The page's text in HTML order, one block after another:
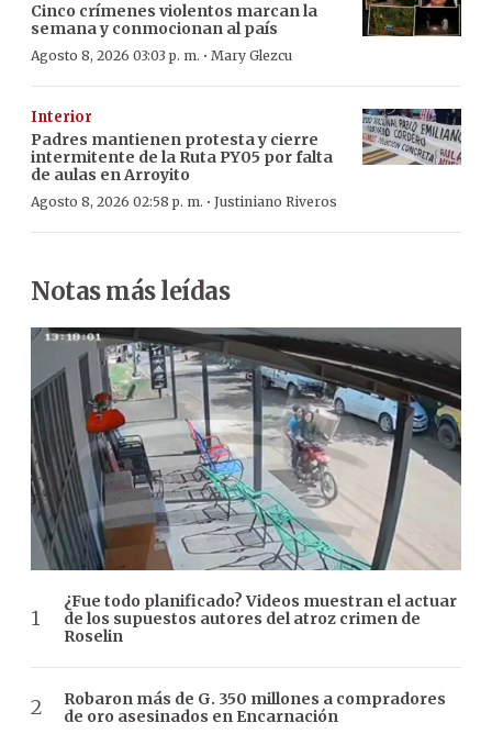
Cinco crímenes violentos marcan la
semana y conmocionan al país
Agosto 8, 2026 03:03 p. m. · Mary Glezcu
Interior
Padres mantienen protesta y cierre
intermitente de la Ruta PY05 por falta
de aulas en Arroyito
Agosto 8, 2026 02:58 p. m. · Justiniano Riveros
Notas más leídas
¿Fue todo planificado? Videos muestran el actuar
de los supuestos autores del atroz crimen de
Roselin
Robaron más de G. 350 millones a compradores
de oro asesinados en Encarnación